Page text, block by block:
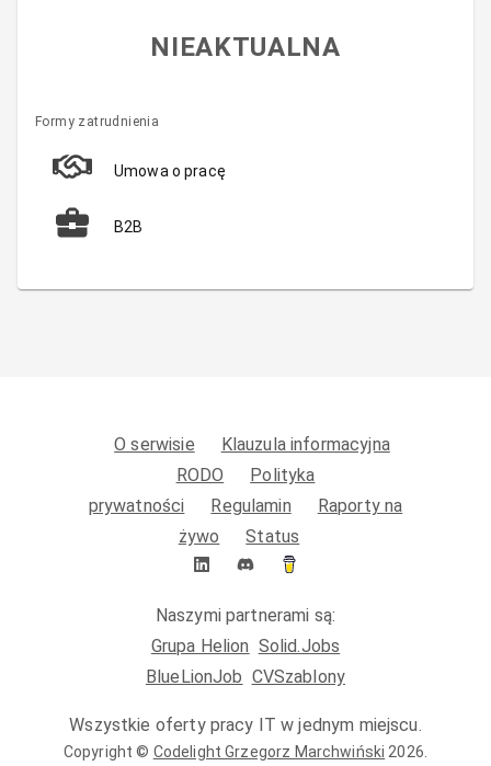
NIEAKTUALNA
Formy zatrudnienia
Umowa o pracę
B2B
O serwisie
Klauzula informacyjna
RODO
Polityka
prywatności
Regulamin
Raporty na
żywo
Status
Naszymi partnerami są:
Grupa Helion Solid.Jobs
BlueLionJob CVSzablony
Wszystkie oferty pracy IT w jednym miejscu.
Copyright © Codelight Grzegorz Marchwiński 2026